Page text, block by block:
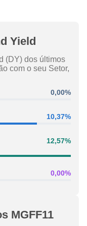
Yield
(DY) dos últimos
com o seu Setor,
0,00%
10,37%
12,57%
0,00%
MGFF11